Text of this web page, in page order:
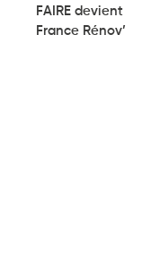
FAIRE devient
France Rénov’